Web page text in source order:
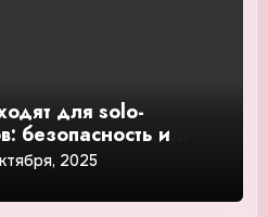
для solo-
безопасность и
руководство и
2025